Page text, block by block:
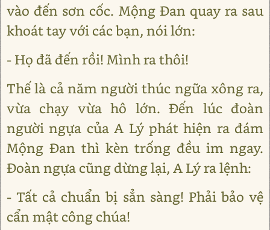
vào đến sơn cốc. Mộng Ðan quay ra sau
khoát tay với các bạn, nói lớn:
- Họ đã đến rồi! Mình ra thôi!
Thế là cả năm người thúc ngữa xông ra,
vừa chạy vừa hô lớn. Ðến lúc đoàn
người ngựa của A Lý phát hiện ra đám
Mộng Ðan thì kèn trống đều im ngay.
Ðoàn ngựa cũng dừng lại, A Lý ra lệnh:
- Tất cả chuẩn bị sẳn sàng! Phải bảo vệ
cẩn mật công chúa!